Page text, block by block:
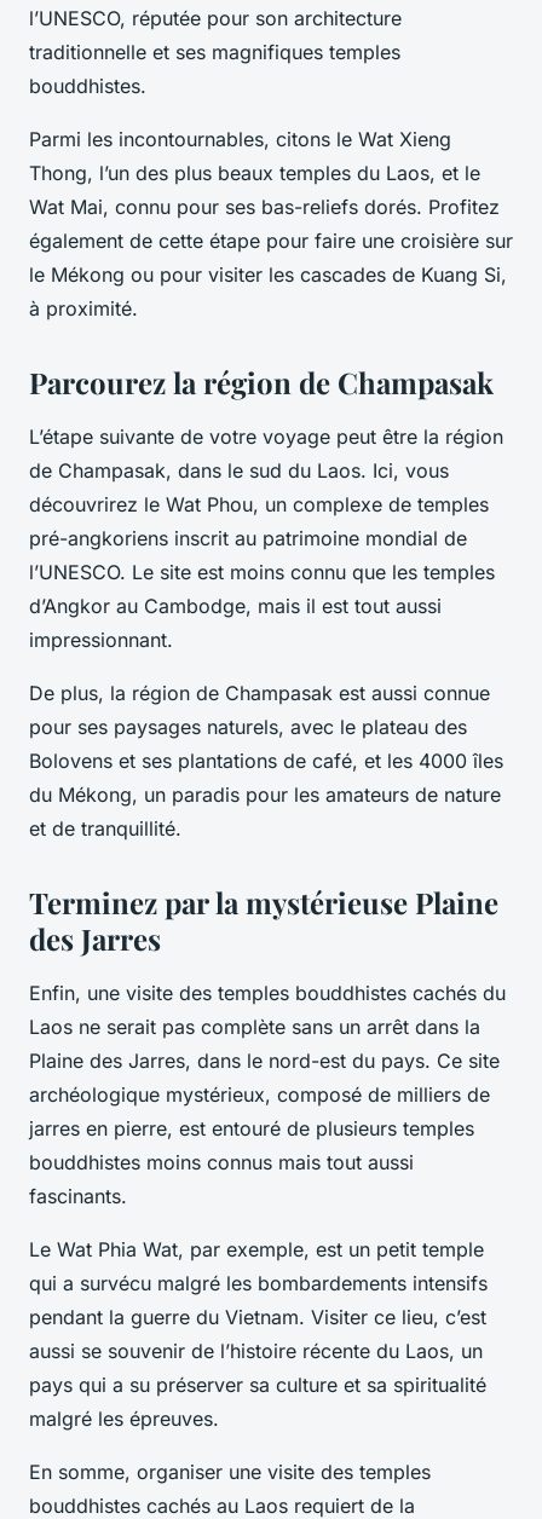
l’UNESCO, réputée pour son architecture
traditionnelle et ses magnifiques temples
bouddhistes.
Parmi les incontournables, citons le Wat Xieng
Thong, l’un des plus beaux temples du Laos, et le
Wat Mai, connu pour ses bas-reliefs dorés. Profitez
également de cette étape pour faire une croisière sur
le Mékong ou pour visiter les cascades de Kuang Si,
à proximité.
Parcourez la région de Champasak
L’étape suivante de votre voyage peut être la région
de Champasak, dans le sud du Laos. Ici, vous
découvrirez le Wat Phou, un complexe de temples
pré-angkoriens inscrit au patrimoine mondial de
l’UNESCO. Le site est moins connu que les temples
d’Angkor au Cambodge, mais il est tout aussi
impressionnant.
De plus, la région de Champasak est aussi connue
pour ses paysages naturels, avec le plateau des
Bolovens et ses plantations de café, et les 4000 îles
du Mékong, un paradis pour les amateurs de nature
et de tranquillité.
Terminez par la mystérieuse Plaine
des Jarres
Enfin, une visite des temples bouddhistes cachés du
Laos ne serait pas complète sans un arrêt dans la
Plaine des Jarres, dans le nord-est du pays. Ce site
archéologique mystérieux, composé de milliers de
jarres en pierre, est entouré de plusieurs temples
bouddhistes moins connus mais tout aussi
fascinants.
Le Wat Phia Wat, par exemple, est un petit temple
qui a survécu malgré les bombardements intensifs
pendant la guerre du Vietnam. Visiter ce lieu, c’est
aussi se souvenir de l’histoire récente du Laos, un
pays qui a su préserver sa culture et sa spiritualité
malgré les épreuves.
En somme, organiser une visite des temples
bouddhistes cachés au Laos requiert de la